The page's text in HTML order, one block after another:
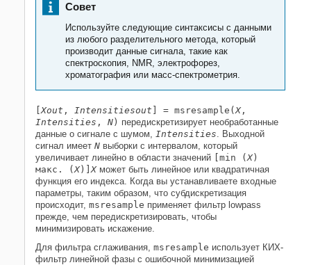
Совет
Используйте следующие синтаксисы с данными
из любого разделительного метода, который
производит данные сигнала, такие как
спектроскопия, NMR, электрофорез,
хроматография или масс-спектрометрия.
[Xout , Intensitiesout ] = msresample(X,
Intensities , N ) передискретизирует необработанные
данные о сигнале с шумом, Intensities. Выходной
сигнал имеет N выборки с интервалом, который
увеличивает линейно в области значений
[min (X)
макс. (X)]Xможет быть линейное или квадратичная
функция его индекса. Когда вы устанавливаете входные
параметры, таким образом, что субдискретизация
происходит, msresample применяет фильтр lowpass
прежде, чем передискретизировать, чтобы
минимизировать искажение.
Для фильтра сглаживания, msresample использует КИХ-
фильтр линейной фазы с ошибочной минимизацией